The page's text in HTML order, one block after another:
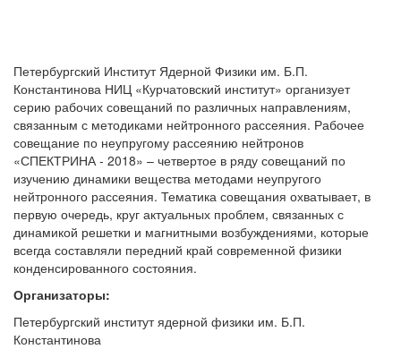
Петербургский Институт Ядерной Физики им. Б.П.
Константинова НИЦ «Курчатовский институт» организует
серию рабочих совещаний по различных направлениям,
связанным с методиками нейтронного рассеяния. Рабочее
совещание по неупругому рассеянию нейтронов
«СПЕКТРИНА ‑ 2018» – четвертое в ряду совещаний по
изучению динамики вещества методами неупругого
нейтронного рассеяния. Тематика совещания охватывает, в
первую очередь, круг актуальных проблем, связанных с
динамикой решетки и магнитными возбуждениями, которые
всегда составляли передний край современной физики
конденсированного состояния.
Организаторы:
Петербургский институт ядерной физики им. Б.П.
Константинова